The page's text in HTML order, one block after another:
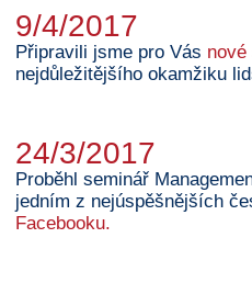
9/4/2017
Připravili jsme pro Vás
nejdůležitějšího okamžiku
24/3/2017
Proběhl seminář
jedním z nejúspěšnějších
Facebooku.